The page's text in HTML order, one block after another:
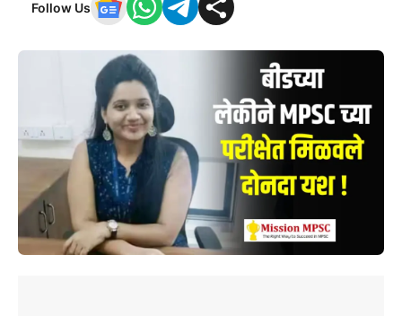
Follow Us